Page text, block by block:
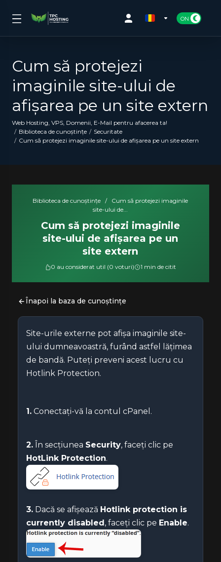
Cum să protejezi
imaginile site-ului de
afișarea pe un site extern
Web Hosting, VPS, Domenii, E-Mail pentru afacerea ta!
Biblioteca de cunoștințe
Securitate
Cum să protejezi imaginile site-ului de afișarea pe un site extern
Biblioteca de cunoștințe /
Cum să protejezi imaginile
site-ului de...
Cum să protejezi imaginile
site-ului de afișarea pe un
site extern
0 au considerat util (0 voturi) 1 min de citit
Înapoi la baza de cunoștințe
Site-urile externe pot afișa imaginile site-
ului dumneavoastră, furând astfel lățimea
de bandă. Puteți preveni acest lucru cu
Hotlink Protection.
1. Conectați-vă la contul cPanel.
2. În secțiunea Security, faceți clic pe
HotLink Protection.
3. Dacă se afișează Hotlink protection is
currently disabled, faceți clic pe Enable.